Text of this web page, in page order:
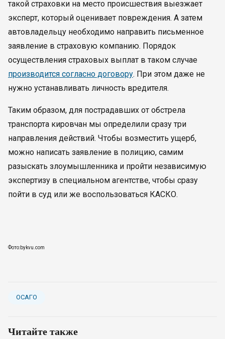
такой страховки на место происшествия выезжает
эксперт, который оценивает повреждения. А затем
автовладельцу необходимо направить письменное
заявление в страховую компанию. Порядок
осуществления страховых выплат в таком случае
производится согласно договору. При этом даже не
нужно устанавливать личность вредителя.
Таким образом, для пострадавших от обстрела
транспорта кировчан мы определили сразу три
направления действий. Чтобы возместить ущерб,
можно написать заявление в полицию, самим
разыскать злоумышленника и пройти независимую
экспертизу в специальном агентстве, чтобы сразу
пойти в суд или же воспользоваться КАСКО.
Фото:bykvu.com
ОСАГО
Читайте также